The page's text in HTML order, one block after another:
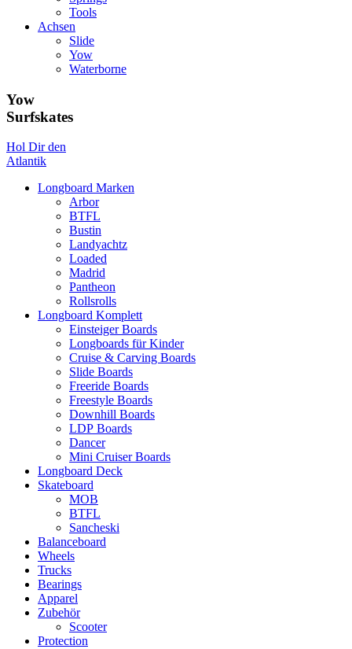
Tools
Achsen
Slide
Yow
Waterborne
Yow
Surfskates
Hol Dir den
Atlantik
Longboard Marken
Arbor
BTFL
Bustin
Landyachtz
Loaded
Madrid
Pantheon
Rollsrolls
Longboard Komplett
Einsteiger Boards
Longboards für Kinder
Cruise & Carving Boards
Slide Boards
Freeride Boards
Freestyle Boards
Downhill Boards
LDP Boards
Dancer
Mini Cruiser Boards
Longboard Deck
Skateboard
MOB
BTFL
Sancheski
Balanceboard
Wheels
Trucks
Bearings
Apparel
Zubehör
Scooter
Protection